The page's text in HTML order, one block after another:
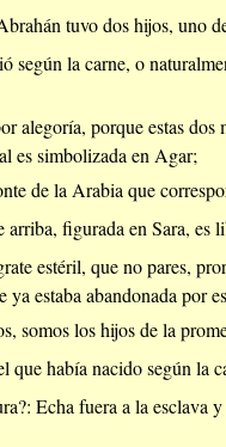
tuvo dos hijos, uno
según la carne, o
alegoría, porque estas dos
es simbolizada en Agar;
de la Arabia que
figurada en Sara, es
estéril, que no pares,
ya estaba abandonada por
somos los hijos de la
que había nacido según la
Echa fuera a la esclava